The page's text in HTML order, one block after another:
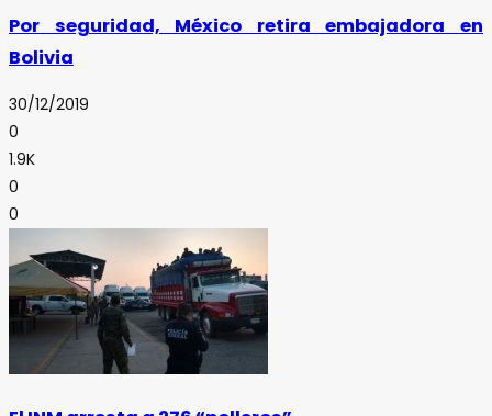
Por seguridad, México retira embajadora en
Bolivia
30/12/2019
0
1.9K
0
0